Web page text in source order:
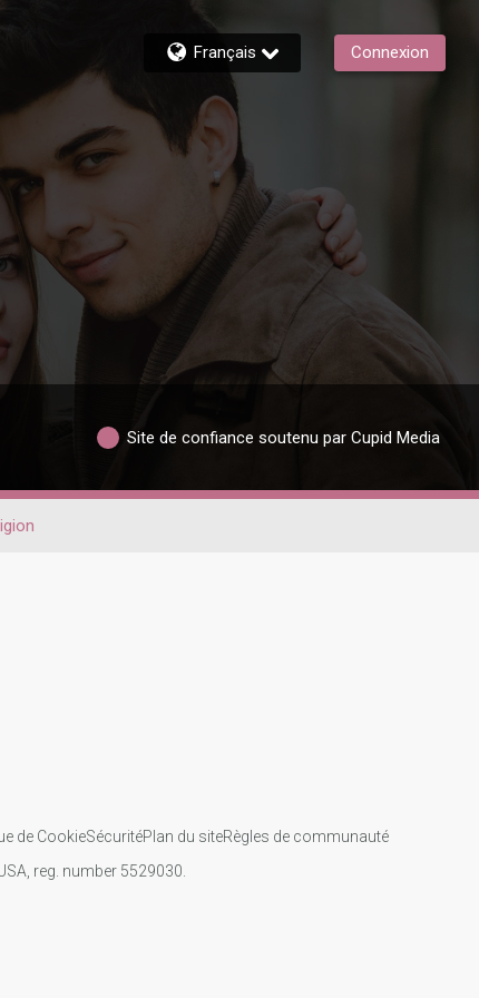
Français Connexion
Site de confiance soutenu par Cupid Media
de CookieSécuritéPlan du siteRègles de communauté
reg. number 5529030.